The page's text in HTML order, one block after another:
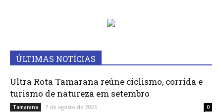
ÚLTIMAS NOTÍCIAS
Ultra Rota Tamarana reúne ciclismo, corrida e
turismo de natureza em setembro
Tamarana 7 de agosto de 2026 0